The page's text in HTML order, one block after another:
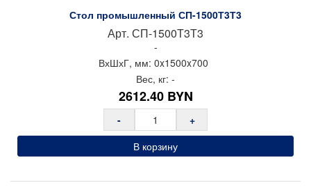
Стол промышленный СП-1500Т3Т3
Арт. СП-1500Т3Т3
-
ВхШхГ, мм: 0x1500x700
Вес, кг: -
2612.40 BYN
-
+
В корзину